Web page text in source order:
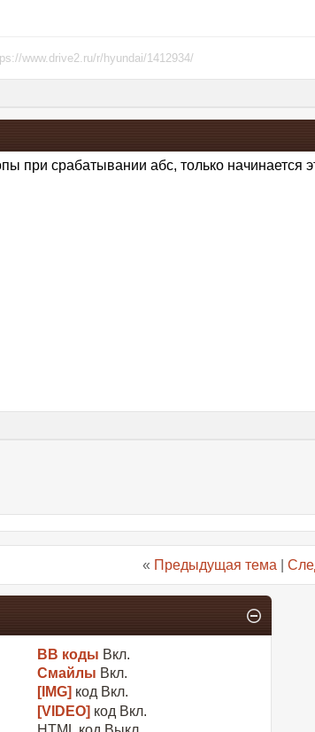
www.drive2.ru/r/hyundai/1412934/
при срабатывании абс, только начинается
« Предыдущая тема
BB коды Вкл.
Смайлы Вкл.
[IMG] код Вкл.
[VIDEO] код Вкл.